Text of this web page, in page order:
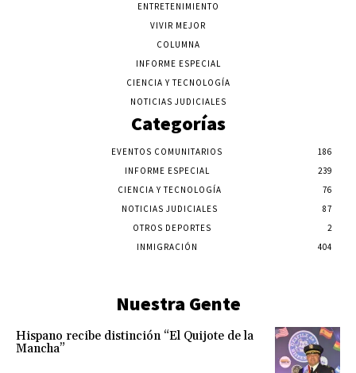
ENTRETENIMIENTO
VIVIR MEJOR
COLUMNA
INFORME ESPECIAL
CIENCIA Y TECNOLOGÍA
NOTICIAS JUDICIALES
Categorías
EVENTOS COMUNITARIOS
186
INFORME ESPECIAL
239
CIENCIA Y TECNOLOGÍA
76
NOTICIAS JUDICIALES
87
OTROS DEPORTES
2
INMIGRACIÓN
404
Nuestra Gente
Hispano recibe distinción “El Quijote de la
Mancha”